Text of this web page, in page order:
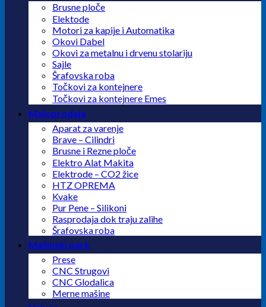
Brusne ploče
Elektode
Motori za kapije i Automatika
Okovi Dabel
Okovi za metalnu i drvenu stolariju
Sajle
Šrafovska roba
Točkovi za kontejnere
Točkovi za kontejnere Emes
Maloprodaja
Aparat za varenje
Brave – Cilindri
Brusne i Rezne ploče
Elektro Alat Makita
Elektrode – CO2 žice
HTZ OPREMA
Kvake
Pur Pene – Silikoni
Rasprodaja dok traju zalihe
Šrafovska roba
Mašinski park
Prese
CNC Strugovi
CNC Glodalica
Merne mašine